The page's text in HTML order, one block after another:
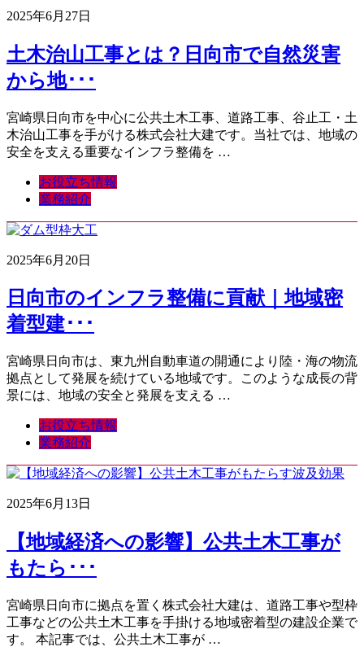
2025年6月27日
土木治山工事とは？日向市で自然災害
から地･･･
宮崎県日向市を中心に公共土木工事、道路工事、谷止工・土
木治山工事を手がける株式会社大建です。当社では、地域の
安全を支える重要なインフラ整備を …
お役立ち情報
業務紹介
2025年6月20日
日向市のインフラ整備に貢献｜地域密
着型建･･･
宮崎県日向市は、東九州自動車道の開通により陸・海の物流
拠点として発展を続けている地域です。このような成長の背
景には、地域の安全と発展を支える …
お役立ち情報
業務紹介
2025年6月13日
【地域経済への影響】公共土木工事が
もたら･･･
宮崎県日向市に拠点を置く株式会社大建は、道路工事や型枠
工事などの公共土木工事を手掛ける地域密着型の建設企業で
す。 本記事では、公共土木工事が …